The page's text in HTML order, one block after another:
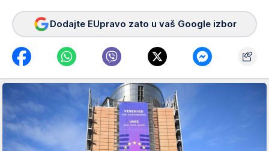
Dodajte EUpravo zato u vaš Google izbor